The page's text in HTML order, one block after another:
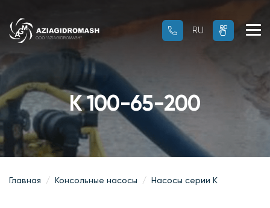
RU
К 100-65-200
Главная Консольные насосы Насосы серии К